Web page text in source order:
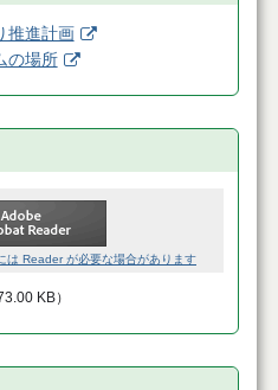
推進計画
の場所
は Reader が必要な場合があります
KB）